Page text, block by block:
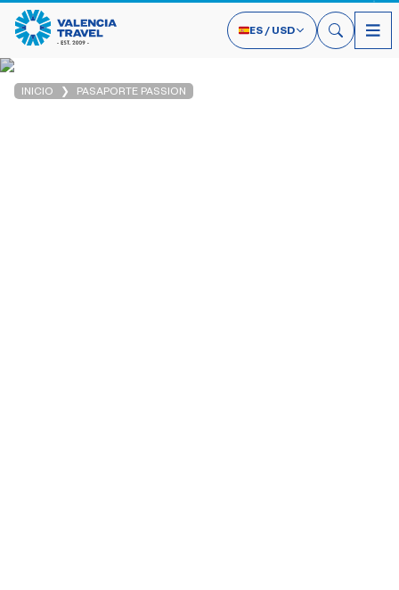
ES / USD
INICIO PASAPORTE PASSION